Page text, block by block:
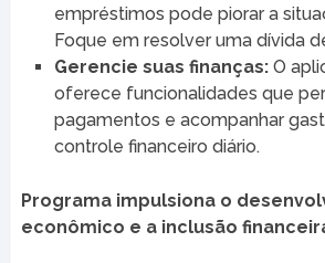
empréstimos pode piorar a
Foque em resolver uma dívida
Gerencie suas finanças:O
oferece funcionalidades que
pagamentos e acompanhar
controle financeiro diário.
Programa impulsiona o
econômico e a inclusão